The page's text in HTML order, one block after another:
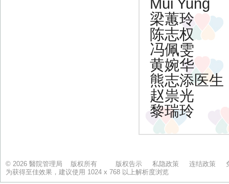
© 2026 醫院管理局 版权所有 版权告示 私隐政策 连结政策
为获得至佳效果，建议使用 1024 x 768 以上解析度浏览